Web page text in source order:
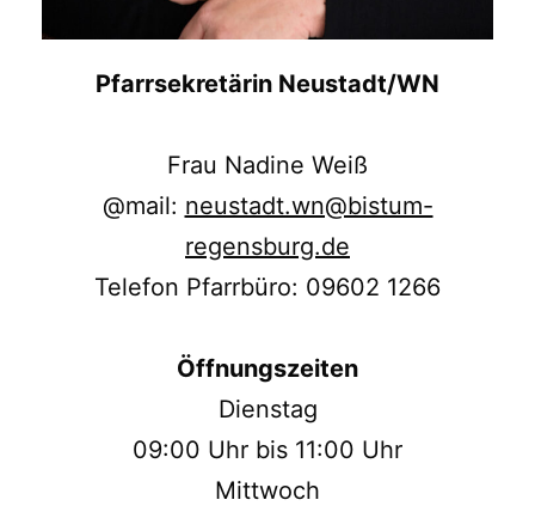
Pfarrsekretärin Neustadt/WN
Frau Nadine Weiß
@mail: neustadt.wn@bistum-
regensburg.de
Telefon Pfarrbüro: 09602 1266
Öffnungszeiten
Dienstag
09:00 Uhr bis 11:00 Uhr
Mittwoch